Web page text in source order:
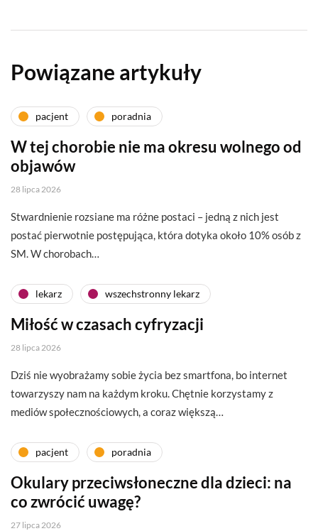
Powiązane artykuły
pacjent poradnia
W tej chorobie nie ma okresu wolnego od
objawów
28 lipca 2026
Stwardnienie rozsiane ma różne postaci – jedną z nich jest
postać pierwotnie postępująca, która dotyka około 10% osób z
SM. W chorobach…
lekarz wszechstronny lekarz
Miłość w czasach cyfryzacji
28 lipca 2026
Dziś nie wyobrażamy sobie życia bez smartfona, bo internet
towarzyszy nam na każdym kroku. Chętnie korzystamy z
mediów społecznościowych, a coraz większą…
pacjent poradnia
Okulary przeciwsłoneczne dla dzieci: na
co zwrócić uwagę?
27 lipca 2026